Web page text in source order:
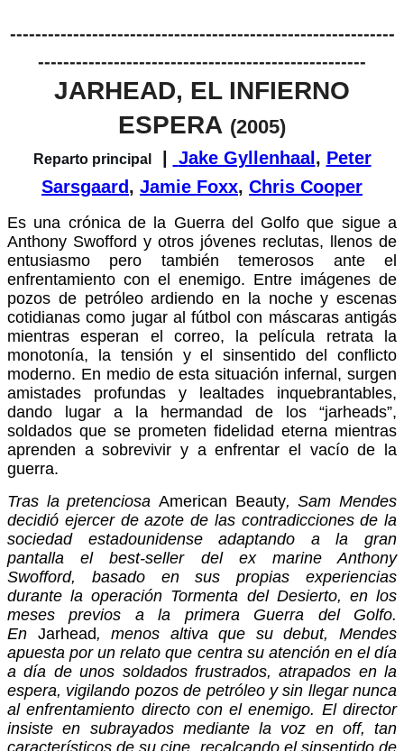
-------------------------------------------------------------
----------------------------------------------------
JARHEAD, EL INFIERNO
ESPERA (2005)
Reparto principal | Jake Gyllenhaal, Peter
Sarsgaard, Jamie Foxx, Chris Cooper
Es una crónica de la Guerra del Golfo que sigue a
Anthony Swofford y otros jóvenes reclutas, llenos de
entusiasmo pero también temerosos ante el
enfrentamiento con el enemigo. Entre imágenes de
pozos de petróleo ardiendo en la noche y escenas
cotidianas como jugar al fútbol con máscaras antigás
mientras esperan el correo, la película retrata la
monotonía, la tensión y el sinsentido del conflicto
moderno. En medio de esta situación infernal, surgen
amistades profundas y lealtades inquebrantables,
dando lugar a la hermandad de los “jarheads”,
soldados que se prometen fidelidad eterna mientras
aprenden a sobrevivir y a enfrentar el vacío de la
guerra.
Tras la pretenciosa American Beauty, Sam Mendes
decidió ejercer de azote de las contradicciones de la
sociedad estadounidense adaptando a la gran
pantalla el best-seller del ex marine Anthony
Swofford, basado en sus propias experiencias
durante la operación Tormenta del Desierto, en los
meses previos a la primera Guerra del Golfo.
En Jarhead, menos altiva que su debut, Mendes
apuesta por un relato que centra su atención en el día
a día de unos soldados frustrados, atrapados en la
espera, vigilando pozos de petróleo y sin llegar nunca
al enfrentamiento directo con el enemigo. El director
insiste en subrayados mediante la voz en off, tan
característicos de su cine, recalcando el sinsentido de